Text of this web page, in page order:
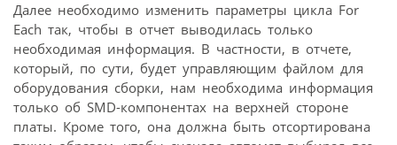
Далее необходимо изменить параметры цикла For
Each так, чтобы в отчет выводилась только
необходимая информация. В частности, в отчете,
который, по сути, будет управляющим файлом для
оборудования сборки, нам необходима информация
только об SMD-компонентах на верхней стороне
платы. Кроме того, она должна быть отсортирована